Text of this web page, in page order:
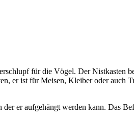
für die Vögel. Der Nistkasten
er ist für Meisen, Kleiber oder auch
er aufgehängt werden kann. Das